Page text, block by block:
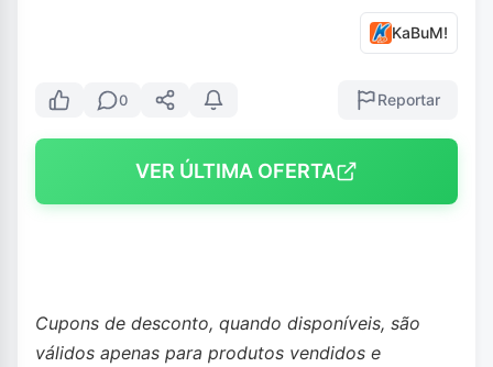
KaBuM!
0 Reportar
VER ÚLTIMA OFERTA
Cupons de desconto, quando disponíveis, são
válidos apenas para produtos vendidos e